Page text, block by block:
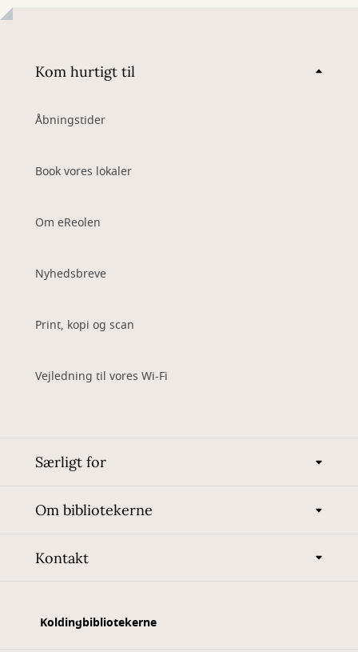
Kom hurtigt til
Åbningstider
Book vores lokaler
Om eReolen
Nyhedsbreve
Print, kopi og scan
Vejledning til vores Wi-Fi
Særligt for
Om bibliotekerne
Kontakt
Koldingbibliotekerne